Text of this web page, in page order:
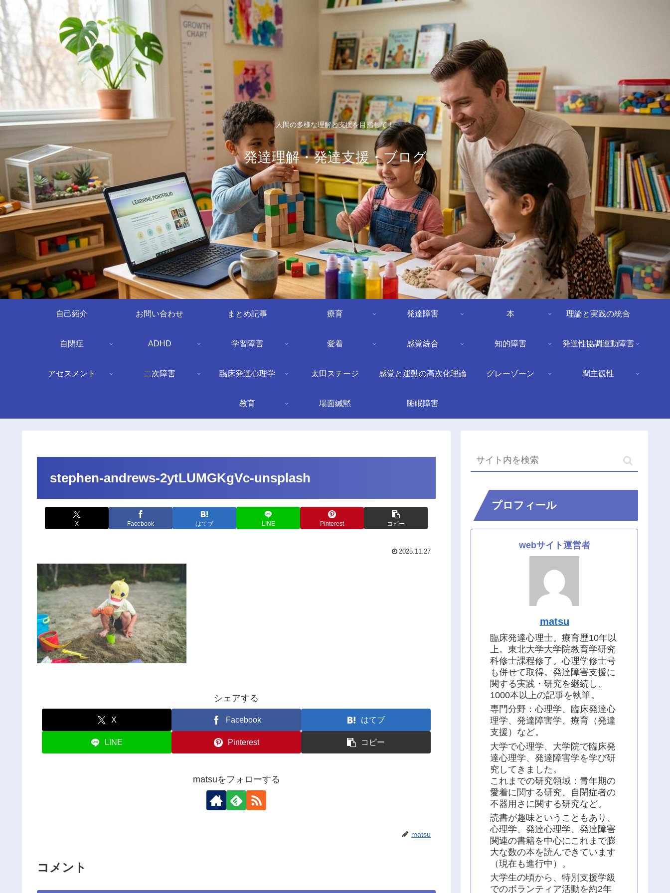
人間の多様な理解と支援を目指して！
発達理解・発達支援・ブログ
自己紹介 お問い合わせ まとめ記事 療育 発達障害 本 理論と実践の統合
自閉症 ADHD 学習障害 愛着 感覚統合 知的障害 発達性協調運動障害
アセスメント 二次障害 臨床発達心理学 太田ステージ 感覚と運動の高次化理論 グレーゾーン 間主観性
教育 場面緘黙 睡眠障害
stephen-andrews-2ytLUMGKgVc-unsplash
X Facebook はてブ LINE Pinterest コピー
2025.11.27
シェアする
X Facebook はてブ
LINE Pinterest コピー
matsuをフォローする
matsu
コメント
プロフィール
webサイト運営者
matsu
臨床発達心理士。療育歴10年以
上。東北大学大学院教育学研究
科修士課程修了。心理学修士号
も併せて取得。発達障害支援に
関する実践・研究を継続し、
1000本以上の記事を執筆。
専門分野：心理学、臨床発達心
理学、発達障害学、療育（発達
支援）など。
大学で心理学、大学院で臨床発
達心理学、発達障害学を学び研
究してきました。
これまでの研究領域：青年期の
愛着に関する研究、自閉症者の
不器用さに関する研究など。
読書が趣味ということもあり、
心理学、発達心理学、発達障害
関連の書籍を中心にこれまで膨
大な数の本を読んできています
（現在も進行中）。
大学生の頃から、特別支援学級
でのボランティア活動を約2年